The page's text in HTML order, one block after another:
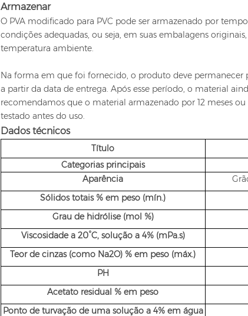
Armazenar
O PVA modificado para PVC pode ser armazenado por
condições adequadas, ou seja, em suas embalagens
temperatura ambiente.
Na forma em que foi fornecido, o produto deve permanecer
a partir da data de entrega. Após esse período, o material
recomendamos que o material armazenado por 12 meses ou
testado antes do uso.
Dados técnicos
Título
Categorias principais
Aparência
Sólidos totais % em peso (mín.)
Grau de hidrólise (mol %)
Viscosidade a 20°C, solução a 4% (mPa.s)
Teor de cinzas (como Na2O) % em peso (máx.)
PH
Acetato residual % em peso
Ponto de turvação de uma solução a 4% em água